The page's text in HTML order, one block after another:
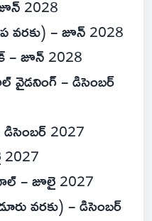
2028
– జూన్ 2028
– జూన్ 2028
వైడనింగ్ – డిసెంబర్
2027
– జూలై 2027
వరకు) – డిసెంబర్